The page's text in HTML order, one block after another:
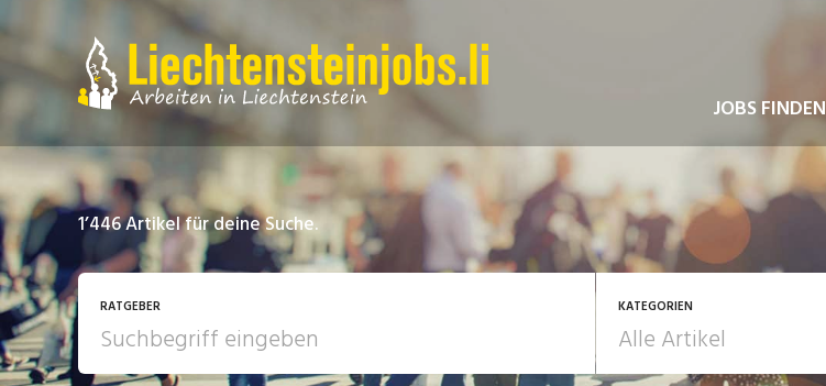
JOBS FINDEN
1’446Artikel für deine Suche.
RATGEBER KATEGORIEN